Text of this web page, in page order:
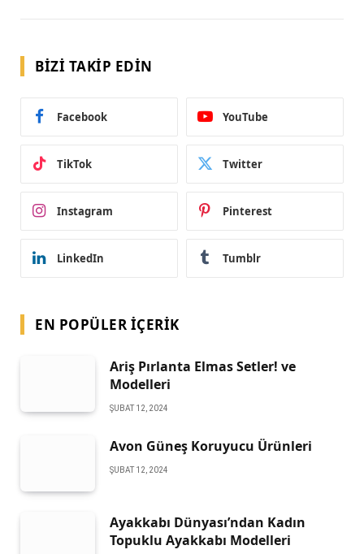
BIZI TAKIP EDIN
Facebook YouTube
TikTok Twitter
Instagram Pinterest
LinkedIn Tumblr
EN POPÜLER İÇERIK
Ariş Pırlanta Elmas Setler! ve
Modelleri
ŞUBAT 12, 2024
Avon Güneş Koruyucu Ürünleri
ŞUBAT 12, 2024
Ayakkabı Dünyası’ndan Kadın
Topuklu Ayakkabı Modelleri